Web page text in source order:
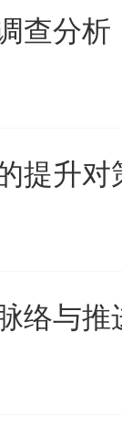
查分析
提升对
络与推